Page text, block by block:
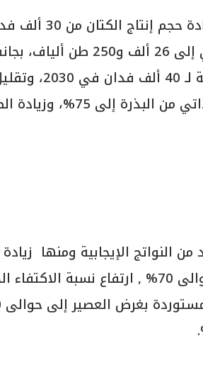
الارتفاع بنسبة الاكتفاء
الإيجابية ومنها
الكتان من 50% من الناتج المحلى إلى حوالى 70% ,